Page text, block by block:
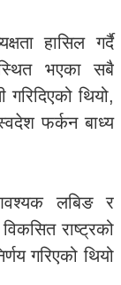
हासिल गर्दै
भएका सबै
थियो,
फर्कन बाध्य
लबिङ र
राष्ट्रको
गरिएको थियो